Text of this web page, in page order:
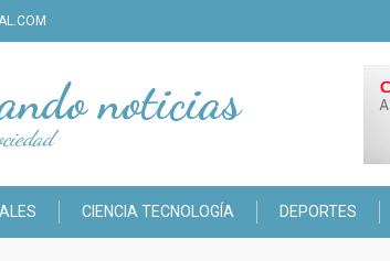
noticias
CIENCIA TECNOLOGÍA DEPORTES